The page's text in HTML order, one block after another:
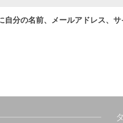
分の名前、メールアドレス、サ